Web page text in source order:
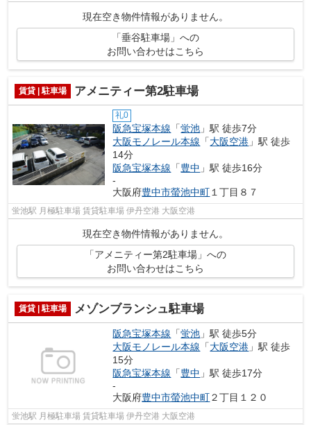
現在空き物件情報がありません。
「垂谷駐車場」への
お問い合わせはこちら
賃貸 | 駐車場 アメニティー第2駐車場
礼0
阪急宝塚本線 「蛍池 」駅 徒歩7分
大阪モノレール本線 「大阪空港 」駅 徒歩
14分
阪急宝塚本線 「豊中 」駅 徒歩16分
-
大阪府豊中市螢池中町１丁目８７
蛍池駅 月極駐車場 賃貸駐車場 伊丹空港 大阪空港
現在空き物件情報がありません。
「アメニティー第2駐車場」への
お問い合わせはこちら
賃貸 | 駐車場 メゾンブランシュ駐車場
阪急宝塚本線 「蛍池 」駅 徒歩5分
大阪モノレール本線 「大阪空港 」駅 徒歩
15分
阪急宝塚本線 「豊中 」駅 徒歩17分
-
大阪府豊中市螢池中町２丁目１２０
蛍池駅 月極駐車場 賃貸駐車場 伊丹空港 大阪空港